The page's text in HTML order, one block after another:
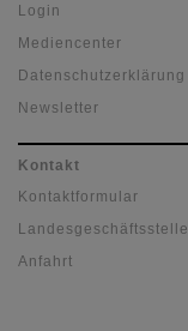
Login
Mediencenter
Datenschutzerklärung
Newsletter
Kontakt
Kontaktformular
Landesgeschäftsstelle
Anfahrt